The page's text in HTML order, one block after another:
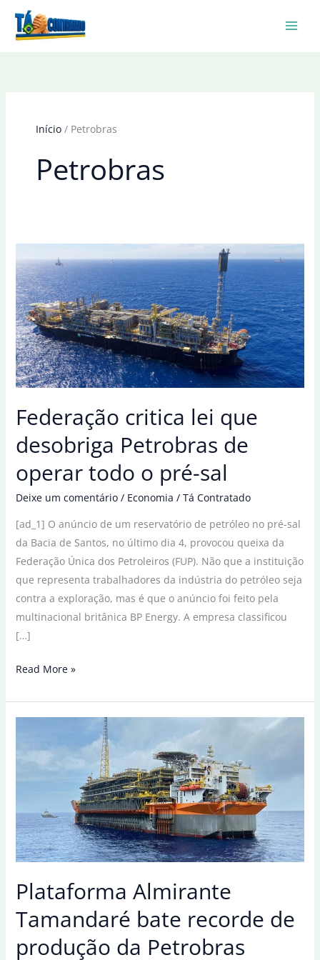
Início Petrobras
Petrobras
Federação critica lei que
desobriga Petrobras de
operar todo o pré-sal
Deixe um comentário / Economia / Tá Contratado
[ad_1] O anúncio de um reservatório de petróleo no pré-sal
da Bacia de Santos, no último dia 4, provocou queixa da
Federação Única dos Petroleiros (FUP). Não que a instituição
que representa trabalhadores da indústria do petróleo seja
contra a exploração, mas é que o anúncio foi feito pela
multinacional britânica BP Energy. A empresa classificou
[…]
Federação
lei
Petrobras
todo
o
pré-
Read More »
Plataforma Almirante
Tamandaré bate recorde de
produção da Petrobras